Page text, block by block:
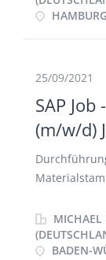
Messen und
zum
25/09/2021
SAP
(m/w/d)
Distribution
MICHAEL
BADEN-